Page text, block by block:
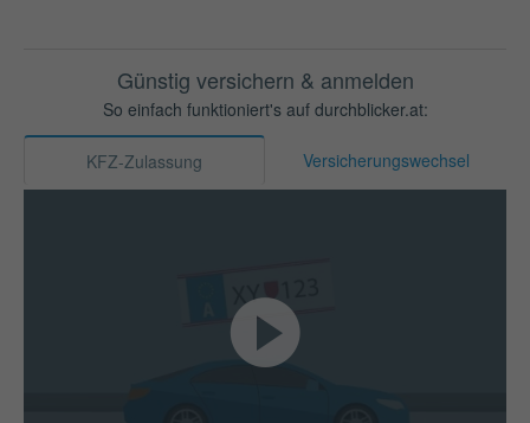
Günstig versichern & anmelden
So einfach funktioniert's auf durchblicker.at:
KFZ-Zulassung Versicherungswechsel